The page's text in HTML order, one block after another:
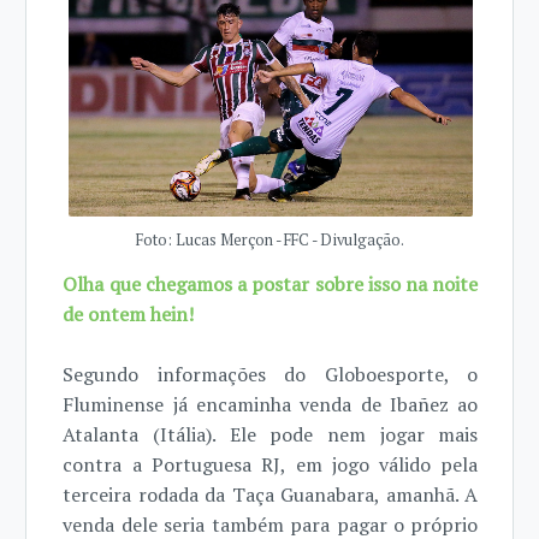
Foto: Lucas Merçon - FFC - Divulgação.
Olha que chegamos a postar sobre isso na noite
de ontem hein!
Segundo informações do Globoesporte, o
Fluminense já encaminha venda de Ibañez ao
Atalanta (Itália). Ele pode nem jogar mais
contra a Portuguesa RJ, em jogo válido pela
terceira rodada da Taça Guanabara, amanhã. A
venda dele seria também para pagar o próprio